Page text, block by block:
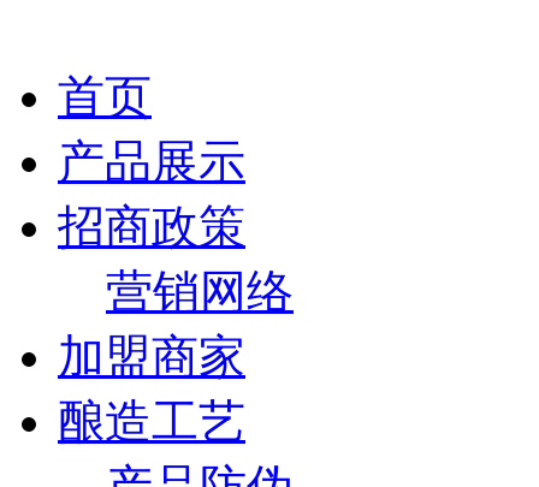
首页
产品展示
招商政策
营销网络
加盟商家
酿造工艺